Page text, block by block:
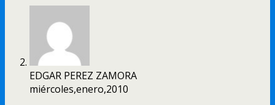
EDGAR PEREZ ZAMORA
miércoles,enero,2010